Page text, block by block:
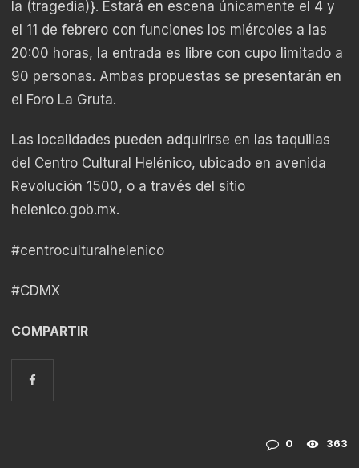
la (tragedia)}. Estará en escena únicamente el 4 y
el 11 de febrero con funciones los miércoles a las
20:00 horas, la entrada es libre con cupo limitado a
90 personas. Ambas propuestas se presentarán en
el Foro La Gruta.
Las localidades pueden adquirirse en las taquillas
del Centro Cultural Helénico, ubicado en avenida
Revolución 1500, o a través del sitio
helenico.gob.mx.
#centroculturalhelenico
#CDMX
COMPARTIR
0 363